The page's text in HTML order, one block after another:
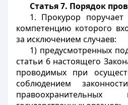
Статья 7. Порядок
1. Прокурор поручает
компетенцию которого
за исключением случаев:
1) предусмотренных
статьи 6 настоящего
проводимых при
соблюдением